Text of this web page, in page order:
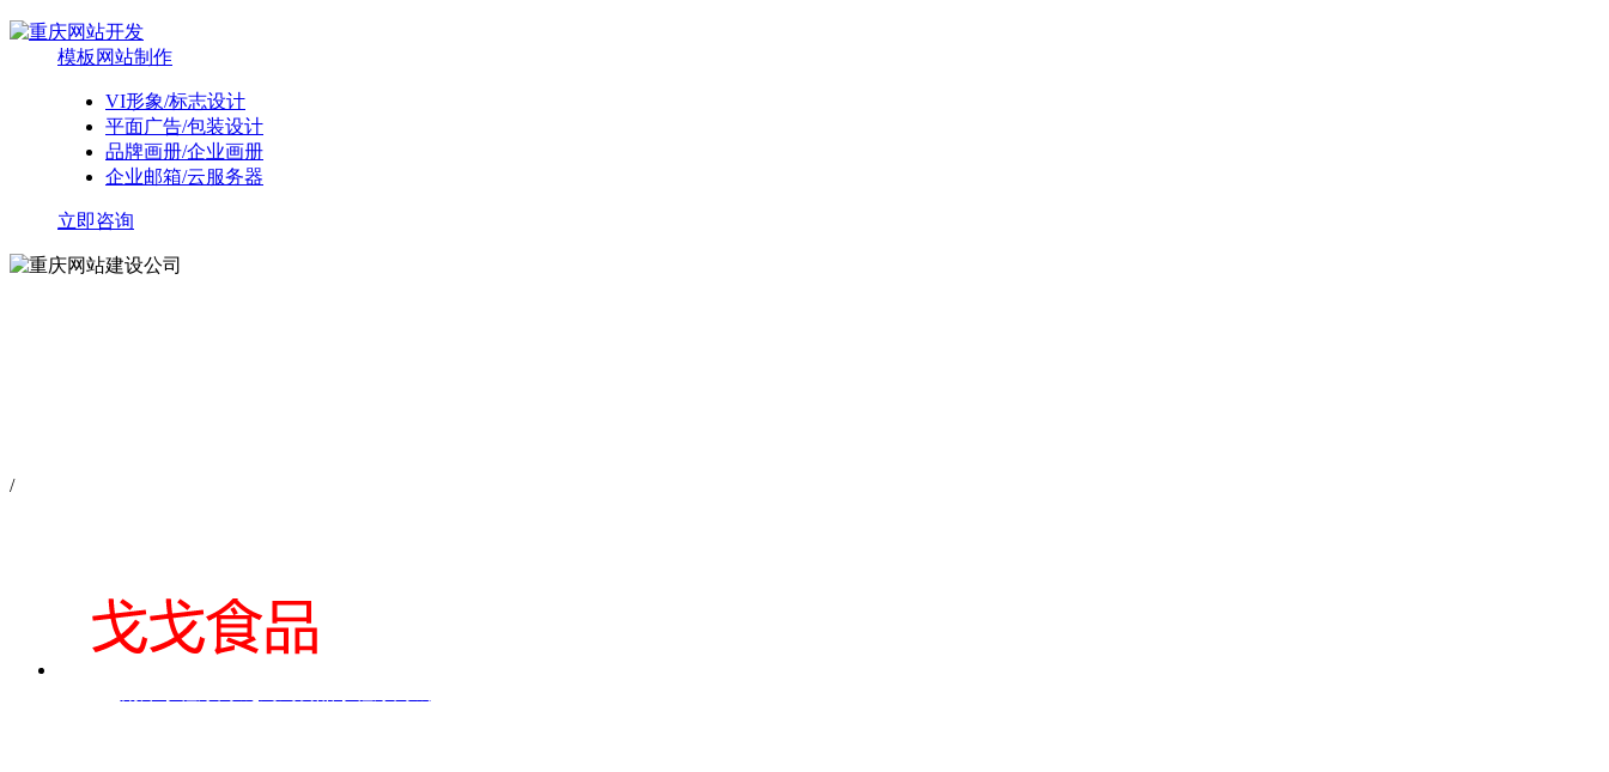
模板网站制作
VI形象/标志设计
平面广告/包装设计
品牌画册/企业画册
企业邮箱/云服务器
立即咨询
/